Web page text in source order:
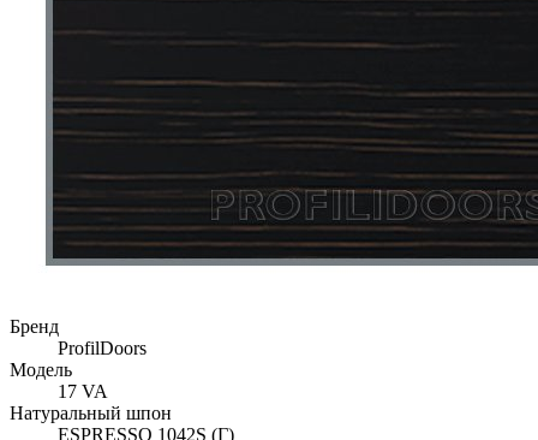
Бренд
ProfilDoors
Модель
17 VA
Натуральный шпон
ESPRESSO 1042S (Г)